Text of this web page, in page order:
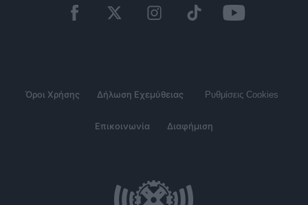
Όροι Χρήσης Δήλωση Εχεμύθειας Ρυθμίσεις Cookies
Επικοινωνία Διαφήμιση